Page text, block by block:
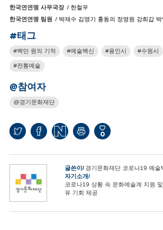
한국연연맹 사무국장 / 한철우
한국연연맹 팀원 / 박재수 김영기 홍동의 정영원 강희갑 박
#태그
백만 원의 기적 예술백신 용인시 수원시
전통예술
@참여자
경기문화재단
0
글쓴이
경기문화재단 코로나19 예술
자기소개
코로나19 상황 속 문화예술계 지원
유 기회 제공